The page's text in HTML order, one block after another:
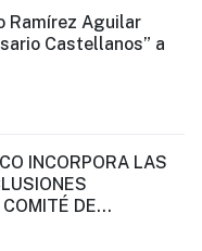
Ramírez Aguilar
Castellanos” a
INCORPORA LAS
DE
PARA EL